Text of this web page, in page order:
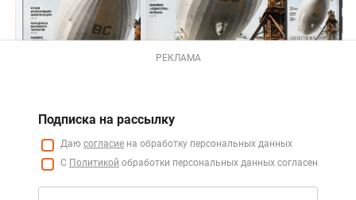
РЕКЛАМА
Подписка на рассылку
Даю согласие на обработку персональных данных
С Политикой обработки персональных данных согласен